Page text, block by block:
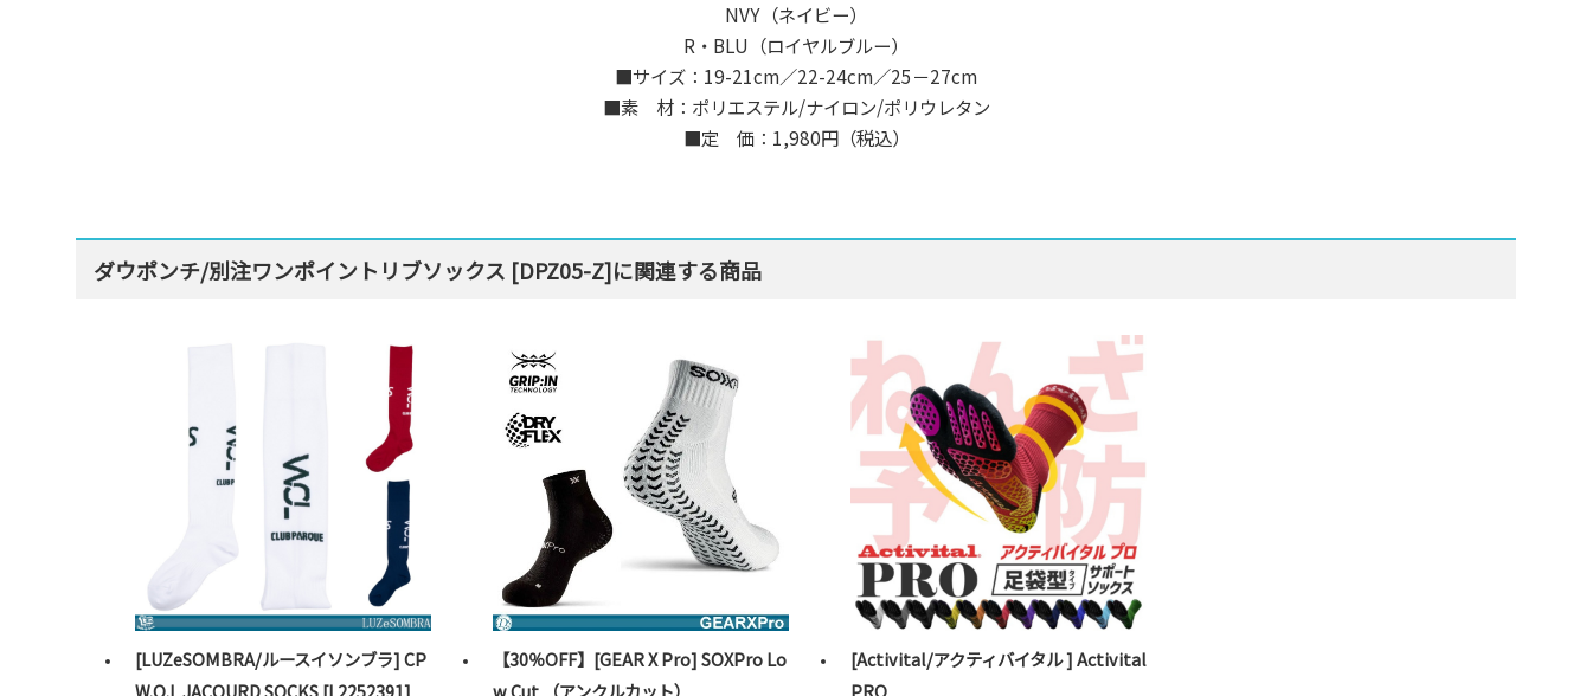
NVY（ネイビー）
R・BLU（ロイヤルブルー）
■サイズ：19-21cm／22-24cm／25－27cm
■素 材：ポリエステル/ナイロン/ポリウレタン
■定 価：1,980円（税込）
ダウポンチ/別注ワンポイントリブソックス [DPZ05-Z]に関連する商品
[LUZeSOMBRA/ルースイソンブラ] CP
W.O.L JACQURD SOCKS [L2252391]
【30％OFF】[GEAR X Pro] SOXPro Lo
w Cut （アンクルカット）
[Activital/アクティバイタル ] Activital
PRO